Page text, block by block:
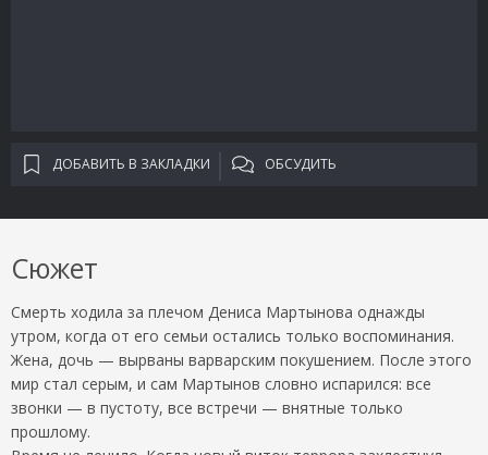
ДОБАВИТЬ В ЗАКЛАДКИ ОБСУДИТЬ
Сюжет
Смерть ходила за плечом Дениса Мартынова однажды
утром, когда от его семьи остались только воспоминания.
Жена, дочь — вырваны варварским покушением. После этого
мир стал серым, и сам Мартынов словно испарился: все
звонки — в пустоту, все встречи — внятные только
прошлому.